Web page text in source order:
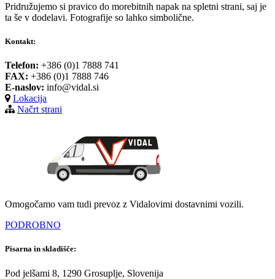
Pridružujemo si pravico do morebitnih napak na spletni strani, saj je
ta še v dodelavi. Fotografije so lahko simbolične.
Kontakt:
Telefon: +386 (0)1 7888 741
FAX: +386 (0)1 7888 746
E-naslov: info@vidal.si
Lokacija
Načrt strani
Omogočamo vam tudi prevoz z Vidalovimi dostavnimi vozili.
PODROBNO
Pisarna in skladišče:
Pod jelšami 8, 1290 Grosuplje, Slovenija